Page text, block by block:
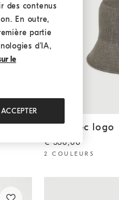
Bob avec logo Vert
Bob avec logo
€ 530,00
2 COULEURS
des contenus
En outre,
partie
d’IA,
le